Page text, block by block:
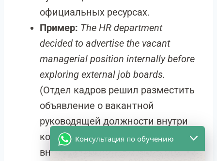
официальных ресурсах.
Пример: The HR department
decided to advertise the vacant
managerial position internally before
exploring external job boards.
(Отдел кадров решил разместить
объявление о вакантной
руководящей должности внутри
компании, прежде чем изучать
внешние сайты по поиску
Консультация по обучению